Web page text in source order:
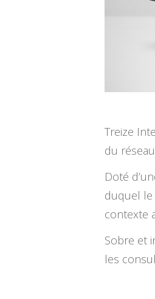
Treize
du
Doté
duquel le
contexte
Sobre et
les